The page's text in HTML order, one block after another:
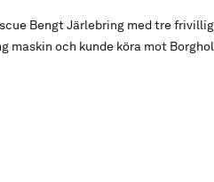
Bengt Järlebring med tre
och kunde köra mot